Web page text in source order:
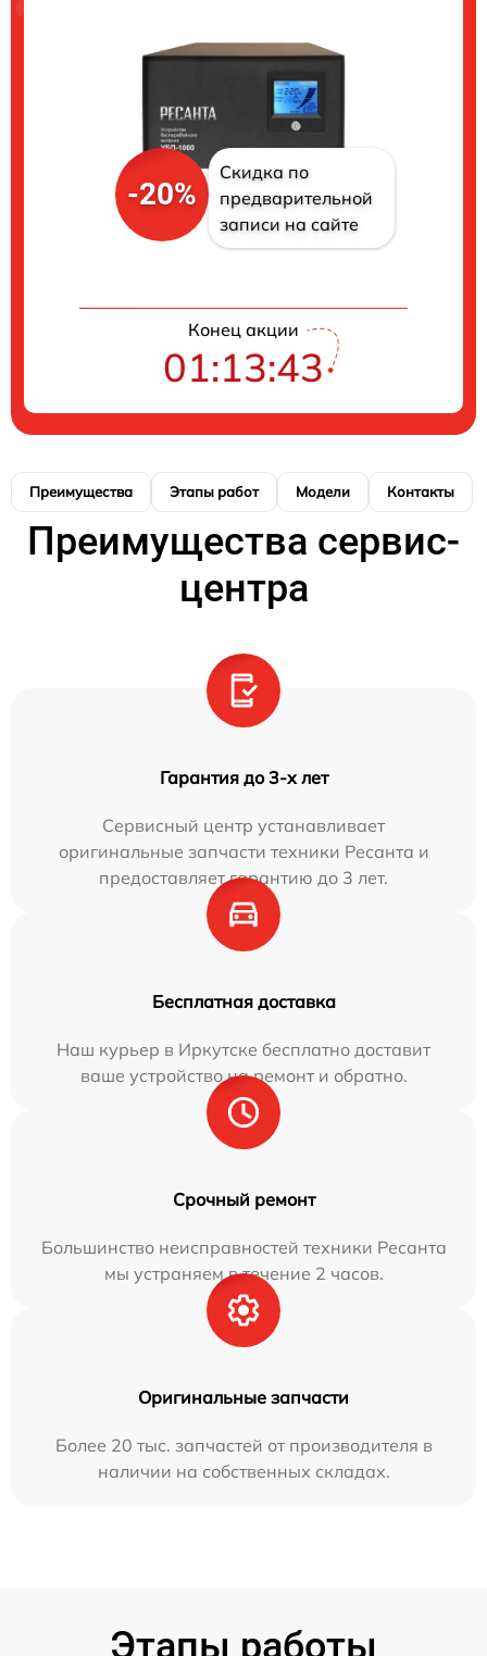
-20%
Скидка по
предварительной
записи на сайте
Конец акции
01:13:42
Преимущества Этапы работ Модели Контакты
Преимущества сервис-
центра
Гарантия до 3-х лет
Сервисный центр устанавливает
оригинальные запчасти техники Ресанта и
предоставляет гарантию до 3 лет.
Бесплатная доставка
Наш курьер в Иркутске бесплатно доставит
ваше устройство на ремонт и обратно.
Срочный ремонт
Большинство неисправностей техники Ресанта
мы устраняем в течение 2 часов.
Оригинальные запчасти
Более 20 тыс. запчастей от производителя в
наличии на собственных складах.
Этапы работы